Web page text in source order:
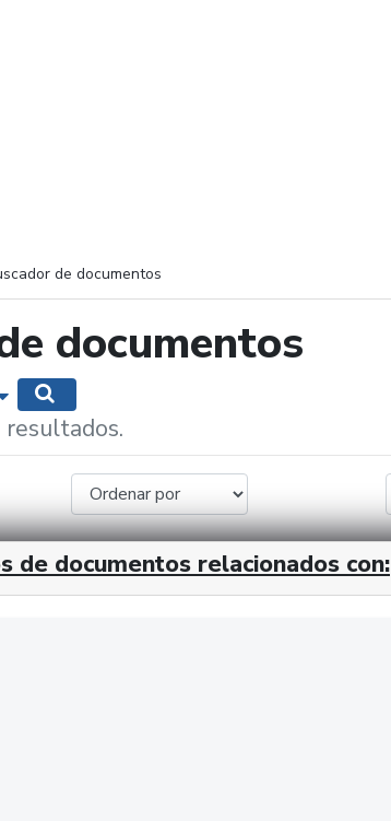
de documentos
documentos
Mostrar opciones de búsqueda
de documentos relacionados con: